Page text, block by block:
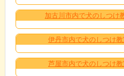
加古川市内で犬のしつけ
伊丹市内で犬のしつけ
芦屋市内で犬のしつけ